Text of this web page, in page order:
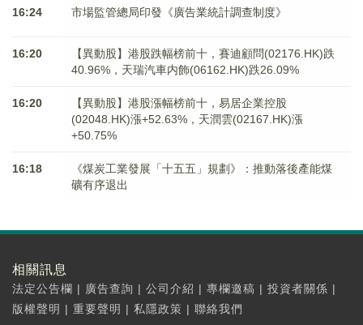
16:24 市場監管總局印發《廣告業統計調查制度》
16:20
【異動股】港股跌幅榜前十，賽迪顧問(02176.HK)跌
40.96%，天瑞汽車内飾(06162.HK)跌26.09%
16:20
【異動股】港股漲幅榜前十，易居企業控股
(02048.HK)漲+52.63%，天潤雲(02167.HK)漲
+50.75%
16:18
《煤炭工業發展「十五五」規劃》：推動落後產能煤
礦有序退出
相關訊息
法定公告欄 | 廣告查詢 | 公司介紹 | 專欄邀稿 | 投資者關係 |
版權聲明 | 重要聲明 | 私隱政策 | 聯絡我們